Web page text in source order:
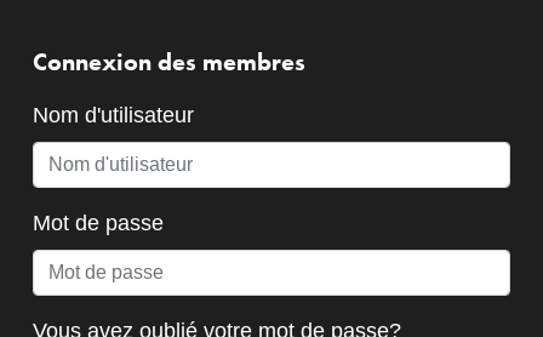
Connexion des membres
Nom d'utilisateur
Mot de passe
Vous avez oublié votre mot de passe?